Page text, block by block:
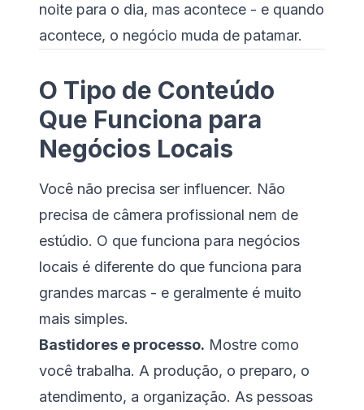
noite para o dia, mas acontece - e quando
acontece, o negócio muda de patamar.
O Tipo de Conteúdo
Que Funciona para
Negócios Locais
Você não precisa ser influencer. Não
precisa de câmera profissional nem de
estúdio. O que funciona para negócios
locais é diferente do que funciona para
grandes marcas - e geralmente é muito
mais simples.
Bastidores e processo. Mostre como
você trabalha. A produção, o preparo, o
atendimento, a organização. As pessoas